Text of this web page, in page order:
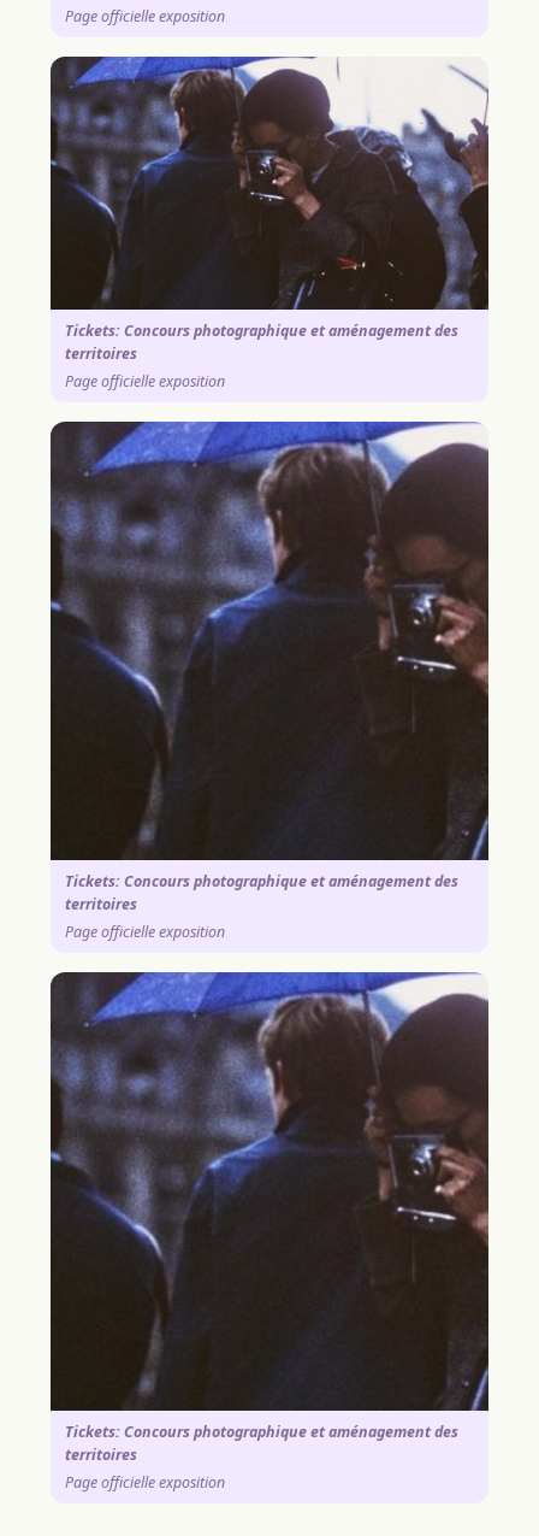
Page officielle exposition
Tickets: Concours photographique et aménagement des
territoires
Page officielle exposition
Tickets: Concours photographique et aménagement des
territoires
Page officielle exposition
Tickets: Concours photographique et aménagement des
territoires
Page officielle exposition